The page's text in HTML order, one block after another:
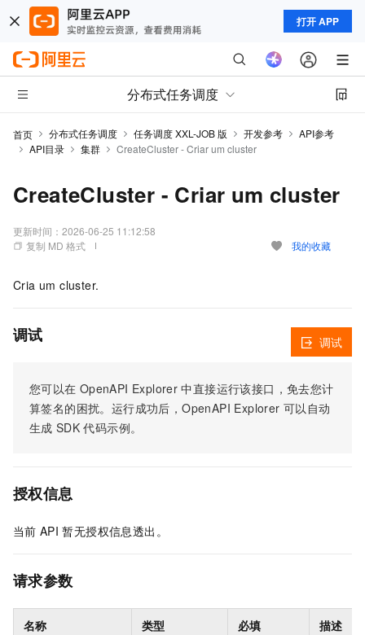
打开 APP
分布式任务调度
首页 分布式任务调度 任务调度 XXL-JOB 版 开发参考
API参考
API目录
集群 CreateCluster - Criar um cluster
CreateCluster - Criar um cluster
更新时间： 2026-06-25 11:12:58
复制 MD 格式
我的收藏
Cria um cluster.
调试
您可以在 OpenAPI Explorer 中直接运行该接口，免去您计
算签名的困扰。运行成功后，OpenAPI Explorer 可以自动
生成 SDK 代码示例。
调试
授权信息
当前 API 暂无授权信息透出。
请求参数
名称 类型 必填 描述